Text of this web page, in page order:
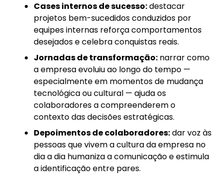
Cases internos de sucesso:destacar
projetos bem-sucedidos conduzidos por
equipes internas reforça comportamentos
desejados e celebra conquistas reais.
Jornadas de transformação: narrar como
a empresa evoluiu ao longo do tempo —
especialmente em momentos de mudança
tecnológica ou cultural — ajuda os
colaboradores a compreenderem o
contexto das decisões estratégicas.
Depoimentos de colaboradores:dar voz às
pessoas que vivem a cultura da empresa no
dia a dia humaniza a comunicação e estimula
a identificação entre pares.